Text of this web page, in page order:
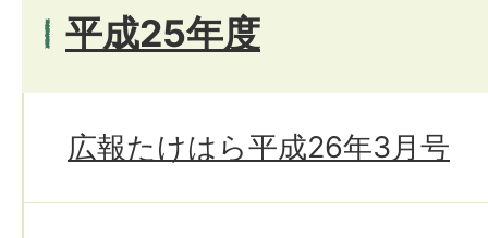
平成25年度
広報たけはら平成26年3月号